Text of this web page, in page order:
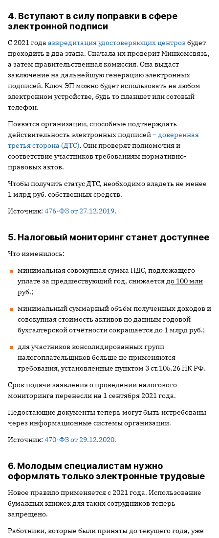
4. Вступают в силу поправки в сфере
электронной подписи
С 2021 года аккредитация удостоверяющих центров будет
проходить в два этапа. Сначала их проверит Минкомсвязь,
а затем правительственная комиссия. Она выдаст
заключение на дальнейшую генерацию электронных
подписей. Ключ ЭП можно будет использовать на любом
электронном устройстве, будь то планшет или сотовый
телефон.
Появятся организации, способные подтверждать
действительность электронных подписей –доверенная
третья сторона (ДТС). Они проверят полномочия и
соответствие участников требованиям нормативно-
правовых актов.
Чтобы получить статус ДТС, необходимо владеть не менее
1 млрд руб. собственных средств.
Источник: 476-ФЗ от 27.12.2019.
5. Налоговый мониторинг станет доступнее
Что изменилось:
минимальная совокупная сумма НДС, подлежащего
уплате за предшествующий год, снижаетсядо 100 млн
руб.;
минимальный суммарный объём полученных доходов и
совокупная стоимость активов по данным годовой
бухгалтерской отчётности сокращается до 1 млрд руб.;
для участников консолидированных групп
налогоплательщиков больше не применяются
требования, установленные пунктом 3 ст.105.26 НК РФ.
Срок подачи заявления о проведении налогового
мониторинга перенесли на 1 сентября 2021 года.
Недостающие документы теперь могут быть истребованы
через информационные системы организации.
Источник: 470-ФЗ от 29.12.2020.
6. Молодым специалистам нужно
оформлять только электронные трудовые
Новое правило применяется с 2021 года. Использование
бумажных книжек для таких сотрудников теперь
запрещено.
Работники, которые были приняты до текущего года, уже